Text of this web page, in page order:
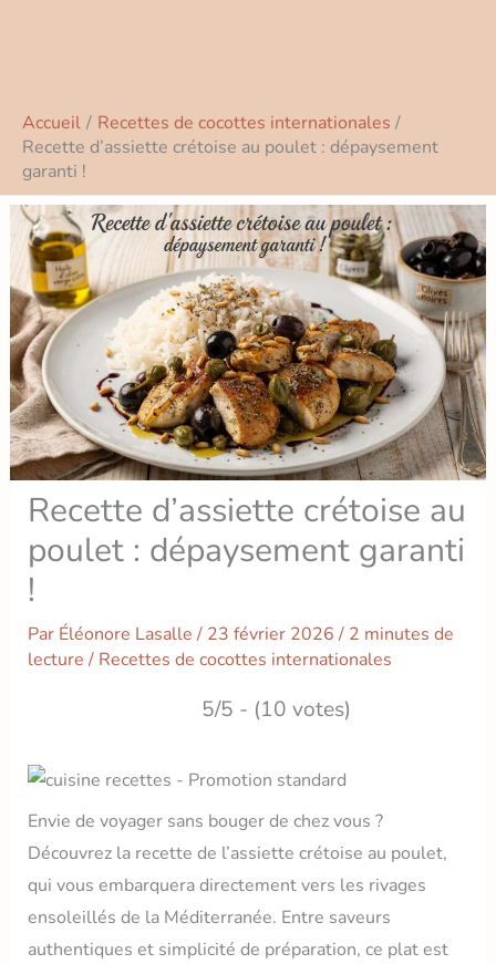
Accueil
Recettes de cocottes internationales
Recette d’assiette crétoise au poulet : dépaysement
garanti !
Recette d’assiette crétoise au
poulet : dépaysement garanti
!
Par Éléonore Lasalle / 23 février 2026 / 2 minutes de
lecture / Recettes de cocottes internationales
5/5 - (10 votes)
Envie de voyager sans bouger de chez vous ?
Découvrez la recette de l’assiette crétoise au poulet,
qui vous embarquera directement vers les rivages
ensoleillés de la Méditerranée. Entre saveurs
authentiques et simplicité de préparation, ce plat est